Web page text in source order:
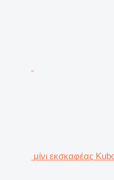
μίνι εκσκαφέας